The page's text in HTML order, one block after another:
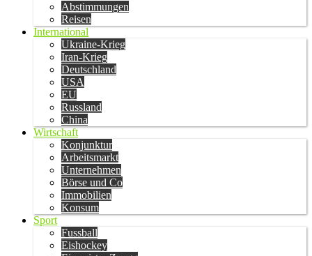
Abstimmungen
Reisen
International
Ukraine-Krieg
Iran-Krieg
Deutschland
USA
EU
Russland
China
Wirtschaft
Konjunktur
Arbeitsmarkt
Unternehmen
Börse und Co
Immobilien
Konsum
Sport
Fussball
Eishockey